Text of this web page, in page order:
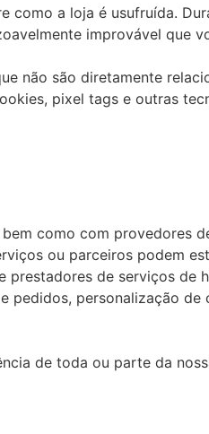
como a loja é usufruída.
improvável que
não são diretamente
pixel tags e outras
como com provedores
ou parceiros podem
prestadores de serviços de
pedidos, personalização
de toda ou parte da